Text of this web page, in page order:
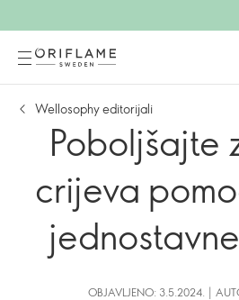
Wellosophy editorijali
Poboljšajte
crijeva
OBJAVLJENO: 3.5.2024. |